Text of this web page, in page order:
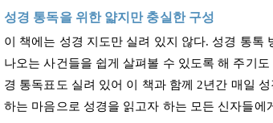
성경 통독을 위한 얇지만 충실한 구성
이 책에는 성경 지도만 실려 있지 않다. 성경 통톡
나오는 사건들을 쉽게 살펴볼 수 있도록 해 주기
경 통독표도 실려 있어 이 책과 함께 2년간 매일
하는 마음으로 성경을 읽고자 하는 모든 신자들에